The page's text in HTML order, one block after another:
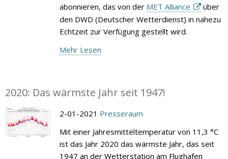
abonnieren, das von der MET Alliance
über
den DWD (Deutscher Wetterdienst) in nahezu
Echtzeit zur Verfügung gestellt wird.
Mehr Lesen
2020: Das wärmste Jahr seit 1947!
2-01-2021 Presseraum
Mit einer Jahresmitteltemperatur von 11,3 °C
ist das Jahr 2020 das wärmste Jahr, das seit
1947 an der Wetterstation am Flughafen